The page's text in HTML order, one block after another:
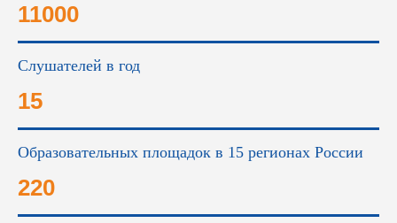
11000
Слушателей в год
15
Образовательных площадок в 15 регионах России
220